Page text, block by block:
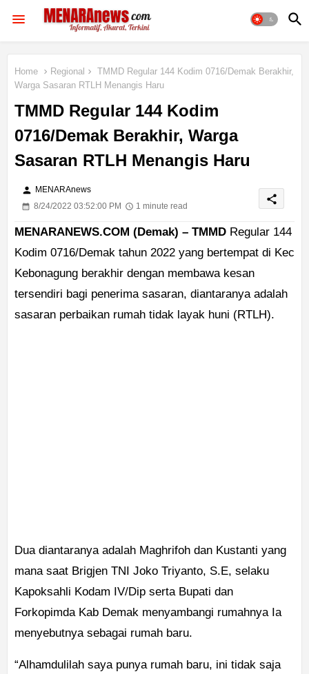
Home Regional
TMMD Regular 144 Kodim 0716/Demak Berakhir,
Warga Sasaran RTLH Menangis Haru
TMMD Regular 144 Kodim
0716/Demak Berakhir, Warga
Sasaran RTLH Menangis Haru
person MENARAnews
8/24/2022 03:52:00 PM
1 minute read
share
MENARANEWS.COM (Demak) – TMMD Regular 144
Kodim 0716/Demak tahun 2022 yang bertempat di Kec
Kebonagung berakhir dengan membawa kesan
tersendiri bagi penerima sasaran, diantaranya adalah
sasaran perbaikan rumah tidak layak huni (RTLH).
Dua diantaranya adalah Maghrifoh dan Kustanti yang
mana saat Brigjen TNI Joko Triyanto, S.E, selaku
Kapoksahli Kodam IV/Dip serta Bupati dan
Forkopimda Kab Demak menyambangi rumahnya Ia
menyebutnya sebagai rumah baru.
“Alhamdulilah saya punya rumah baru, ini tidak saja